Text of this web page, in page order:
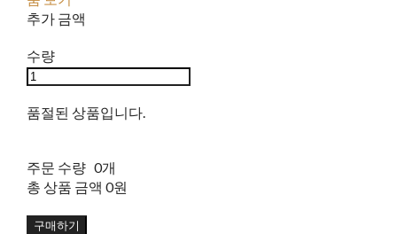
추가 금액
수량
품절된 상품입니다.
주문 수량 0개
총 상품 금액 0원
구매하기